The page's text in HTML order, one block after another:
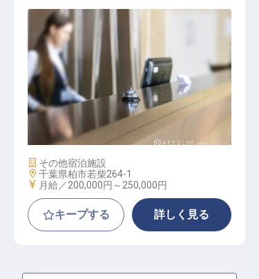
フロント
施設業態
その他宿泊施設
勤務地
千葉県柏市若柴264-1
給与
月給／200,000円～ 250,000円
キープする 詳しく見る